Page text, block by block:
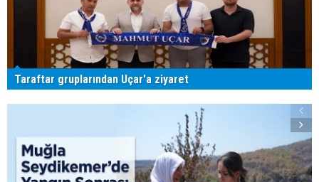
Taraftar gruplarından Uçar'a ziyaret